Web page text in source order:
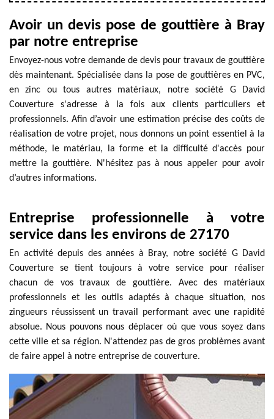
Avoir un devis pose de gouttière à Bray
par notre entreprise
Envoyez-nous votre demande de devis pour travaux de gouttière
dès maintenant. Spécialisée dans la pose de gouttières en PVC,
en zinc ou tous autres matériaux, notre société G David
Couverture s'adresse à la fois aux clients particuliers et
professionnels. Afin d’avoir une estimation précise des coûts de
réalisation de votre projet, nous donnons un point essentiel à la
méthode, le matériau, la forme et la difficulté d'accès pour
mettre la gouttière. N'hésitez pas à nous appeler pour avoir
d’autres informations.
Entreprise professionnelle à votre
service dans les environs de 27170
En activité depuis des années à Bray, notre société G David
Couverture se tient toujours à votre service pour réaliser
chacun de vos travaux de gouttière. Avec des matériaux
professionnels et les outils adaptés à chaque situation, nos
zingueurs réussissent un travail performant avec une rapidité
absolue. Nous pouvons nous déplacer où que vous soyez dans
cette ville et sa région. N'attendez pas de gros problèmes avant
de faire appel à notre entreprise de couverture.